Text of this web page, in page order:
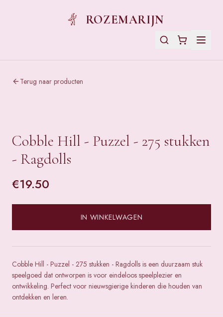
ROZEMARIJN
Terug naar producten
Cobble Hill - Puzzel - 275 stukken
- Ragdolls
€19.50
IN WINKELWAGEN
Cobble Hill - Puzzel - 275 stukken - Ragdolls is een duurzaam stuk
speelgoed dat ontworpen is voor eindeloos speelplezier en
ontwikkeling. Perfect voor nieuwsgierige kinderen die houden van
ontdekken en leren.